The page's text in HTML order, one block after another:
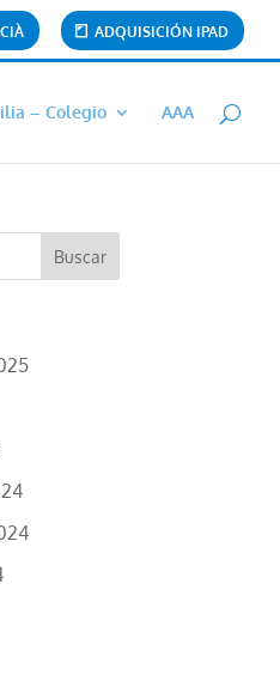
ADQUISICIÓN IPAD
– Colegio AAA